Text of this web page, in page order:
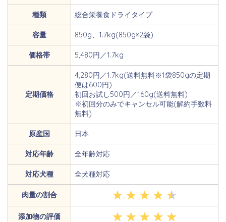
種類 総合栄養食ドライタイプ
容量 850g、1.7kg(850g×2袋)
価格帯 5,480円／1.7kg
定期価格
4,280円／1.7kg(送料無料※1袋850gの定期
便は600円)
初回お試し500円／160g(送料無料)
※初回分のみでキャンセル可能(解約手数料
無料)
原産国 日本
対応年齢 全年齢対応
対応犬種 全犬種対応
肉量の割合
添加物の評価